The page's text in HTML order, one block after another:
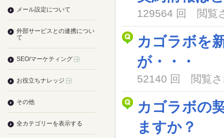
129564 回 閲覧
カゴラボを
が・・・
52140 回 閲覧
カゴラボの
ますか？
メール設定について
外部サービスとの連携につい
て
SEO/マーケティング
お役立ちナレッジ
その他
全カテゴリーを表示する